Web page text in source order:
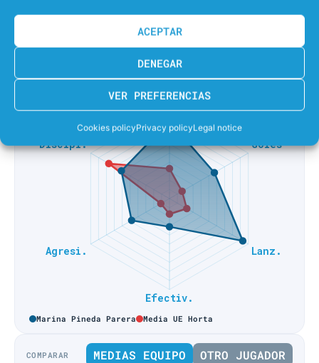
ACEPTAR
DENEGAR
VER PREFERENCIAS
Cookies policyPrivacy policyLegal notice
30%
2%
Marina Pineda Parera Media UE Horta
COMPARAR MEDIAS EQUIPO OTRO JUGADOR